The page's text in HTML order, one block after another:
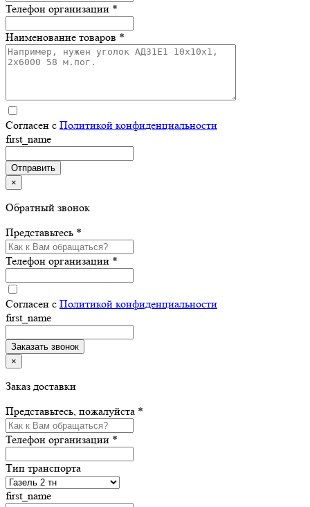
Телефон организации *
Наименование товаров *
Согласен с Политикой конфиденциальности
first_name
×
Обратный звонок
Представьтесь *
Телефон организации *
Согласен с Политикой конфиденциальности
first_name
×
Заказ доставки
Представьтесь, пожалуйста *
Телефон организации *
Тип транспорта
first_name